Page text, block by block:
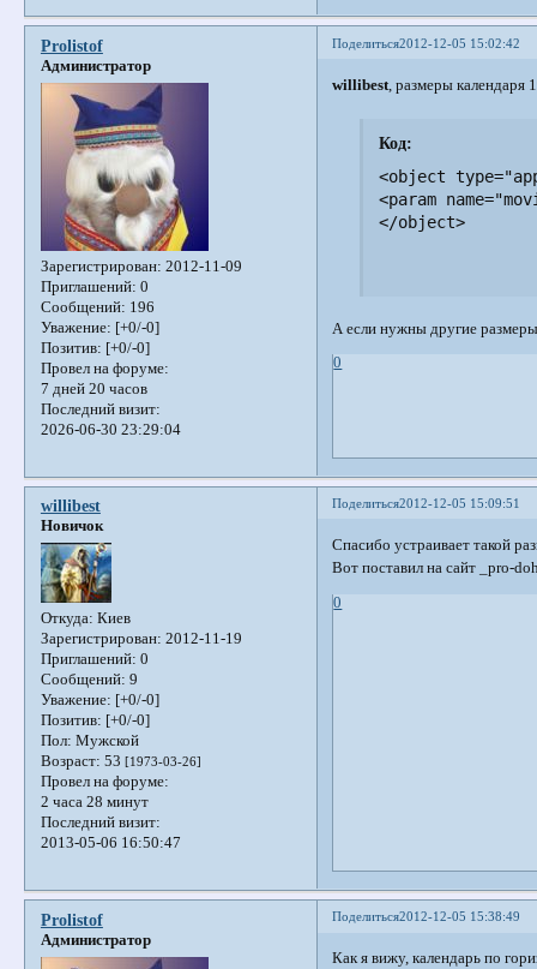
Поделиться2012-12-05 15:02:42
Prolistof
Администратор
Зарегистрирован: 2012-11-09
Приглашений: 0
Сообщений: 196
Уважение: [+0/-0]
Позитив: [+0/-0]
Провел на форуме:
7 дней 20 часов
Последний визит:
2026-06-30 23:29:04
willibest, размеры календаря
Код:
<object
<param
</object>
А если нужны другие
0
Поделиться2012-12-05 15:09:51
willibest
Новичок
Откуда: Киев
Зарегистрирован: 2012-11-19
Приглашений: 0
Сообщений: 9
Уважение: [+0/-0]
Позитив: [+0/-0]
Пол: Мужской
Возраст: 53 [1973-03-26]
Провел на форуме:
2 часа 28 минут
Последний визит:
2013-05-06 16:50:47
Спасибо устраивает такой
Вот поставил на сайт _pro-
0
Поделиться2012-12-05 15:38:49
Prolistof
Администратор
Как я вижу, календарь по